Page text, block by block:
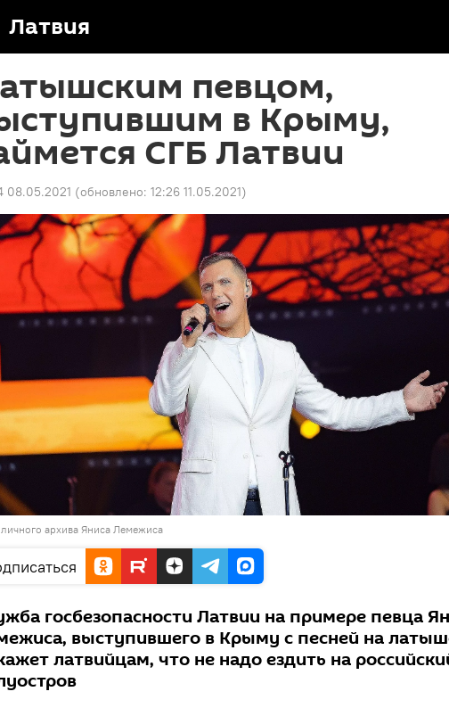
Латвия
певцом,
в Крыму,
СГБ Латвии
08.05.2021 (обновлено: 12:26 11.05.2021)
архива Яниса Лемежиса
госбезопасности Латвии на примере певца
выступившего в Крыму с песней на
латвийцам, что не надо ездить на